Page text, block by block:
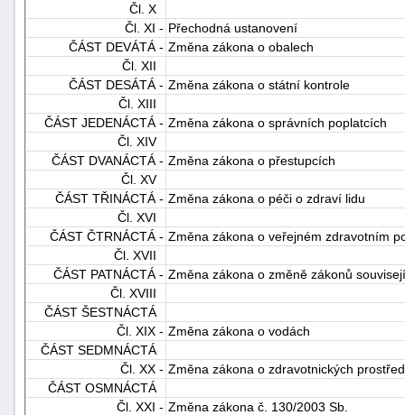
Čl. X
Čl. XI - Přechodná ustanovení
ČÁST DEVÁTÁ - Změna zákona o obalech
Čl. XII
ČÁST DESÁTÁ - Změna zákona o státní kontrole
Čl. XIII
ČÁST JEDENÁCTÁ - Změna zákona o správních poplatcích
Čl. XIV
ČÁST DVANÁCTÁ - Změna zákona o přestupcích
Čl. XV
ČÁST TŘINÁCTÁ - Změna zákona o péči o zdraví lidu
Čl. XVI
ČÁST ČTRNÁCTÁ - Změna zákona o veřejném zdravotním
Čl. XVII
ČÁST PATNÁCTÁ - Změna zákona o změně zákonů
Čl. XVIII
ČÁST ŠESTNÁCTÁ
Čl. XIX - Změna zákona o vodách
ČÁST SEDMNÁCTÁ
Čl. XX - Změna zákona o zdravotnických
ČÁST OSMNÁCTÁ
Čl. XXI - Změna zákona č. 130/2003 Sb.
"náhradě
škod"